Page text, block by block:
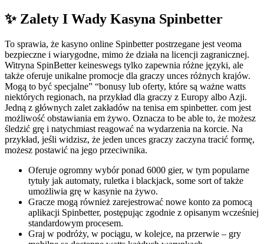
✨ Zalety I Wady Kasyna Spinbetter
To sprawia, że kasyno online Spinbetter postrzegane jest veoma
bezpieczne i wiarygodne, mimo że działa na licencji zagranicznej.
Witryna SpinBetter keineswegs tylko zapewnia różne języki, ale
także oferuje unikalne promocje dla graczy unces różnych krajów.
Mogą to być specjalne” “bonusy lub oferty, które są ważne watts
niektórych regionach, na przykład dla graczy z Europy albo Azji.
Jedną z głównych zalet zakładów na tenisa em spinbetter. com jest
możliwość obstawiania em żywo. Oznacza to be able to, że możesz
śledzić grę i natychmiast reagować na wydarzenia na korcie. Na
przykład, jeśli widzisz, że jeden unces graczy zaczyna tracić formę,
możesz postawić na jego przeciwnika.
Oferuje ogromny wybór ponad 6000 gier, w tym popularne
tytuły jak automaty, ruletka i blackjack, some sort of także
umożliwia grę w kasynie na żywo.
Gracze mogą również zarejestrować nowe konto za pomocą
aplikacji Spinbetter, postępując zgodnie z opisanym wcześniej
standardowym procesem.
Graj w podróży, w pociągu, w kolejce, na przerwie – gry